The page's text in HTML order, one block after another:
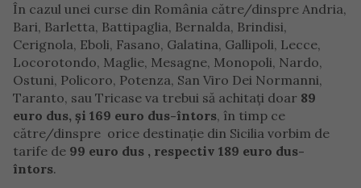
În cazul unei curse din România către/dinspre Andria,
Bari, Barletta, Battipaglia, Bernalda, Brindisi,
Cerignola, Eboli, Fasano, Galatina, Gallipoli, Lecce,
Locorotondo, Maglie, Mesagne, Monopoli, Nardo,
Ostuni, Policoro, Potenza, San Viro Dei Normanni,
Taranto, sau Tricase va trebui să achitați doar 89
euro dus, și 169 euro dus-întors, în timp ce
către/dinspre orice destinație din Sicilia vorbim de
tarife de 99 euro dus , respectiv 189 euro dus-
întors.